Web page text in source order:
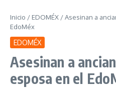
Inicio / EDOMÉX /Asesinan a
EdoMéx
EDOMÉX
Asesinan a
esposa en el